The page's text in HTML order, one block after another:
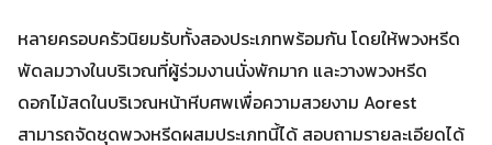
หลายครอบครัวนิยมรับทั้งสองประเภทพร้อมกัน โดยให้พวงหรีด
พัดลมวางในบริเวณที่ผู้ร่วมงานนั่งพักมาก และวางพวงหรีด
ดอกไม้สดในบริเวณหน้าหีบศพเพื่อความสวยงาม Aorest
สามารถจัดชุดพวงหรีดผสมประเภทนี้ได้ สอบถามรายละเอียดได้